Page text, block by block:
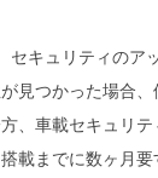
キュリティのア
見つかった場合
、車載セキュリ
載までに数ヶ月要